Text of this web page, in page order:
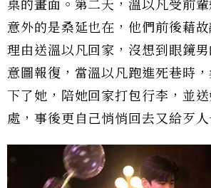
桌的畫面。第二天，溫以凡受前輩
意外的是桑延也在，他們前後藉
理由送溫以凡回家，沒想到眼鏡
意圖報復，當溫以凡跑進死巷時
下了她，陪她回家打包行李，並
處，事後更自己悄悄回去又給歹人